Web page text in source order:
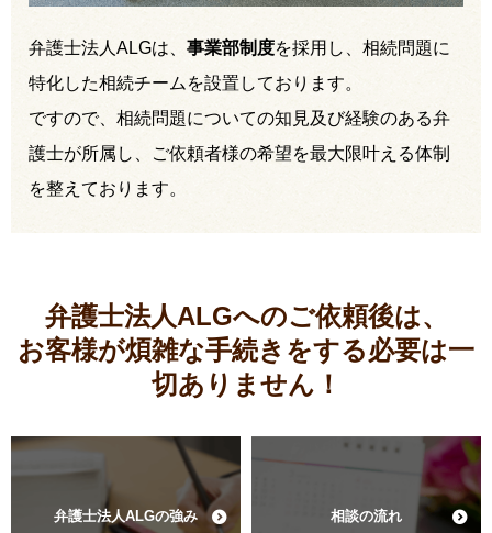
弁護士法人ALGは、 事業部制度を採用し、相続問題に
特化した相続チームを設置しております。
ですので、相続問題についての知見及び経験のある弁
護士が所属し、ご依頼者様の希望を最大限叶える体制
を整えております。
弁護士法人ALGへのご依頼後は、
お客様が煩雑な手続きをする必要は一
切ありません！
弁護士法人ALGの強み 相談の流れ